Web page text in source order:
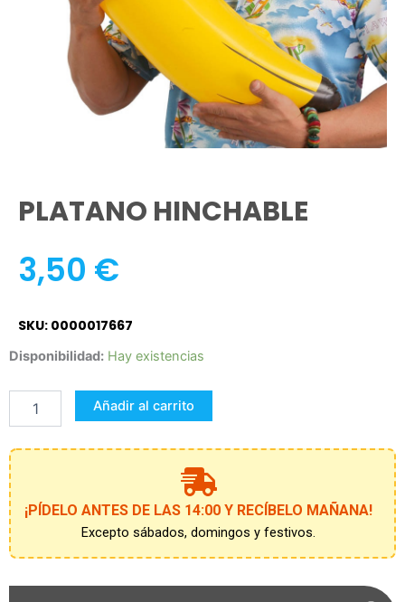
PLATANO HINCHABLE
3,50 €
SKU: 0000017667
Disponibilidad: Hay existencias
PLATANO
cantidad
Añadir al carrito
¡PÍDELO ANTES DE LAS 14:00 Y RECÍBELO MAÑANA!
Excepto sábados, domingos y festivos.